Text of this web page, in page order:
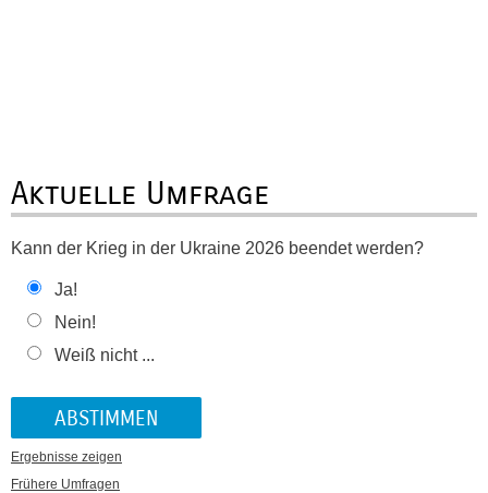
Aktuelle Umfrage
Kann der Krieg in der Ukraine 2026 beendet werden?
Ja!
Nein!
Weiß nicht ...
Ergebnisse zeigen
Frühere Umfragen